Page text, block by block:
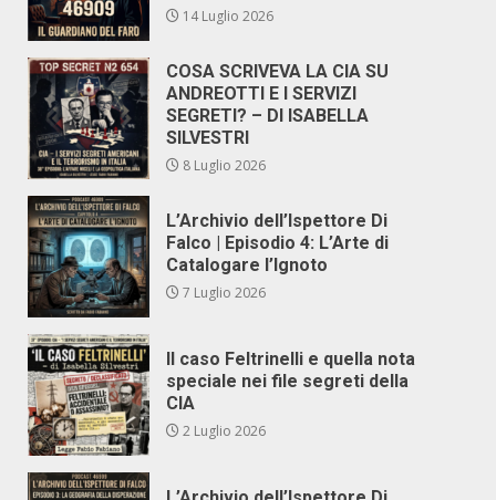
14 Luglio 2026
COSA SCRIVEVA LA CIA SU
ANDREOTTI E I SERVIZI
SEGRETI? – DI ISABELLA
SILVESTRI
8 Luglio 2026
L’Archivio dell’Ispettore Di
Falco | Episodio 4: L’Arte di
Catalogare l’Ignoto
7 Luglio 2026
Il caso Feltrinelli e quella nota
speciale nei file segreti della
CIA
2 Luglio 2026